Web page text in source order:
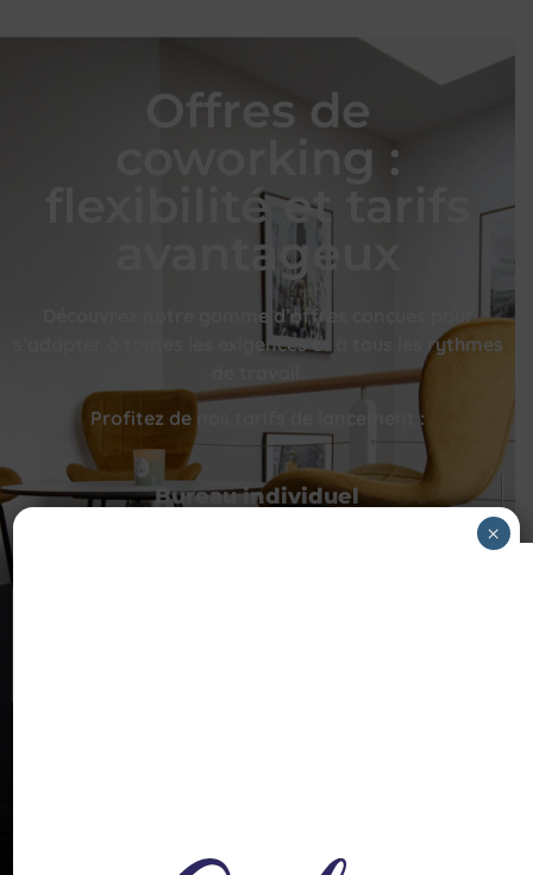
Offres de
coworking :
flexibilité et tarifs
avantageux
Découvrez notre gamme d’offres conçues pour
s’adapter à toutes les exigences et à tous les rythmes
Profitez de nos tarifs de lancement :
Bureau individuel
×